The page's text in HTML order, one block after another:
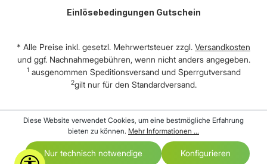
Einlösebedingungen Gutschein
* Alle Preise inkl. gesetzl. Mehrwertsteuer zzgl. Versandkosten
und ggf. Nachnahmegebühren, wenn nicht anders angegeben.
1 ausgenommen Speditionsversand und Sperrgutversand
2gilt nur für den Standardversand.
Werkzeugleiste anzeigen
Diese Website verwendet Cookies, um eine bestmögliche Erfahrung
bieten zu können. Mehr Informationen ...
Nur technisch notwendige Konfigurieren